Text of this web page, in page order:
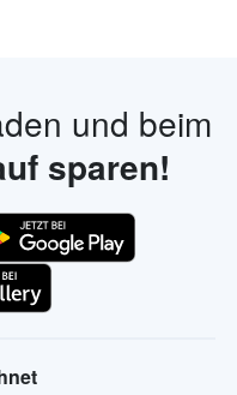
und beim
sparen!